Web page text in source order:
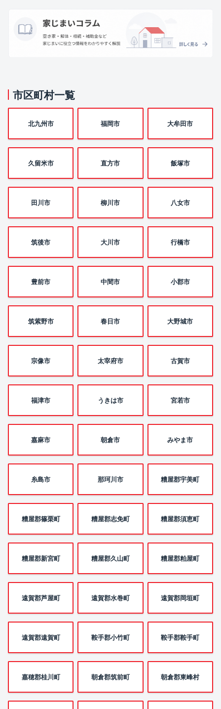
市区町村一覧
北九州市 福岡市 大牟田市
久留米市 直方市 飯塚市
田川市 柳川市 八女市
筑後市 大川市 行橋市
豊前市 中間市 小郡市
筑紫野市 春日市 大野城市
宗像市 太宰府市 古賀市
福津市 うきは市 宮若市
嘉麻市 朝倉市 みやま市
糸島市 那珂川市 糟屋郡宇美町
糟屋郡篠栗町 糟屋郡志免町 糟屋郡須恵町
糟屋郡新宮町 糟屋郡久山町 糟屋郡粕屋町
遠賀郡芦屋町 遠賀郡水巻町 遠賀郡岡垣町
遠賀郡遠賀町 鞍手郡小竹町 鞍手郡鞍手町
嘉穂郡桂川町 朝倉郡筑前町 朝倉郡東峰村